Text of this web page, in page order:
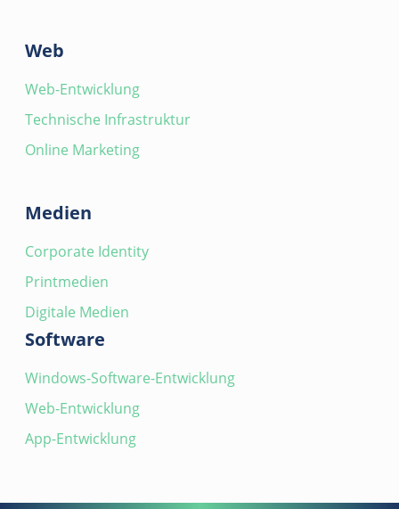
Web
Web-Entwicklung
Technische Infrastruktur
Online Marketing
Medien
Corporate Identity
Printmedien
Digitale Medien
Software
Windows-Software-Entwicklung
Web-Entwicklung
App-Entwicklung